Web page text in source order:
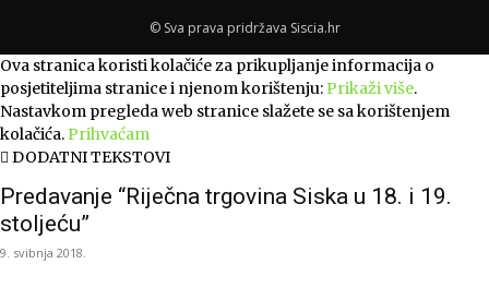
© Sva prava pridržava Siscia.hr
Ova stranica koristi kolačiće za prikupljanje informacija o
posjetiteljima stranice i njenom korištenju:Prikaži više.
Nastavkom pregleda web stranice slažete se sa korištenjem
kolačića.Prihvaćam
DODATNI TEKSTOVI
Predavanje “Riječna trgovina Siska u 18. i 19.
stoljeću”
9. svibnja 2018.